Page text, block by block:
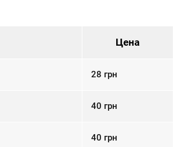
Цена
28 грн
40 грн
40 грн